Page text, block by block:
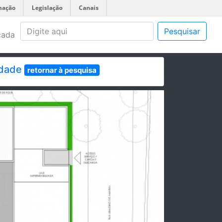
Legislação Canais
Pesquisar
retornar à pesquisa